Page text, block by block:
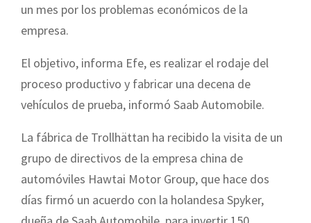
un mes por los problemas económicos de la
empresa.
El objetivo, informa Efe, es realizar el rodaje del
proceso productivo y fabricar una decena de
vehículos de prueba, informó Saab Automobile.
La fábrica de Trollhättan ha recibido la visita de un
grupo de directivos de la empresa china de
automóviles Hawtai Motor Group, que hace dos
días firmó un acuerdo con la holandesa Spyker,